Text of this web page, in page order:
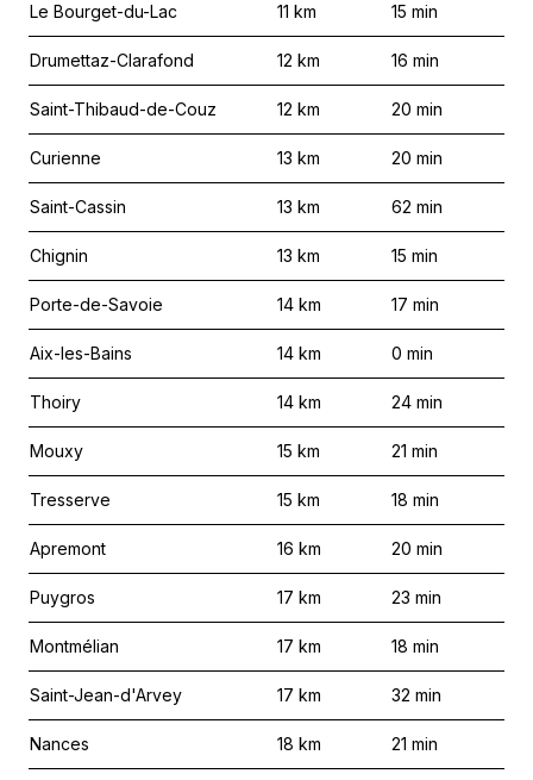
Le Bourget-du-Lac 11 km 15 min
Drumettaz-Clarafond 12 km 16 min
Saint-Thibaud-de-Couz 12 km 20 min
Curienne 13 km 20 min
Saint-Cassin 13 km 62 min
Chignin 13 km 15 min
Porte-de-Savoie 14 km 17 min
Aix-les-Bains 14 km 0 min
Thoiry 14 km 24 min
Mouxy 15 km 21 min
Tresserve 15 km 18 min
Apremont 16 km 20 min
Puygros 17 km 23 min
Montmélian 17 km 18 min
Saint-Jean-d'Arvey 17 km 32 min
Nances 18 km 21 min